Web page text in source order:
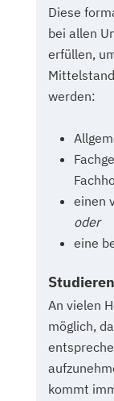
Diese
bei allen
erfüllen,
werden:
einen
oder
eine
An vielen
möglich,
kommt